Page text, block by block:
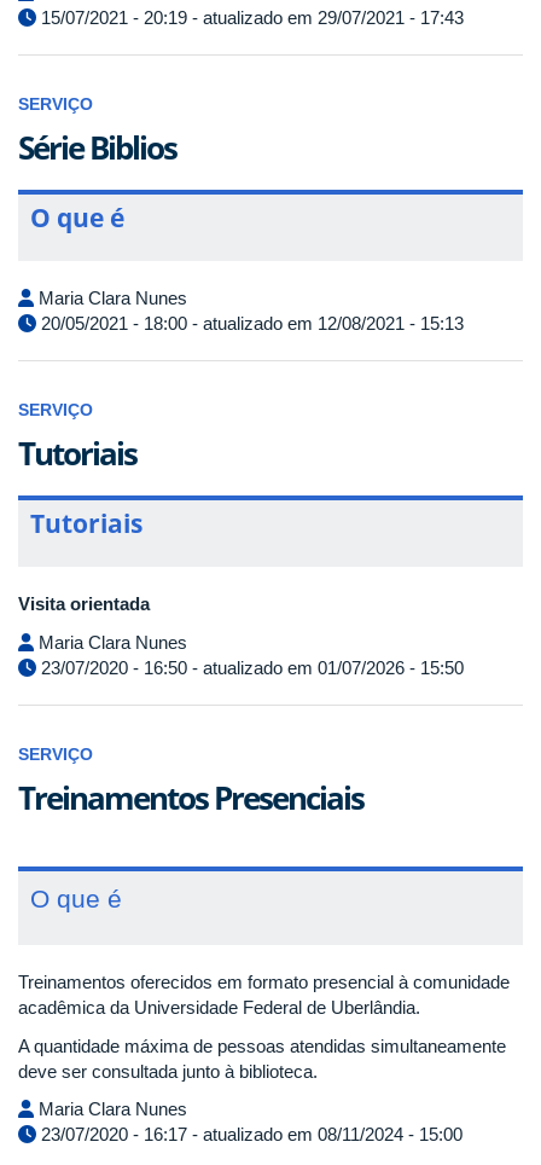
15/07/2021 - 20:19 - atualizado em 29/07/2021 - 17:43
SERVIÇO
Série Biblios
O que é
Maria Clara Nunes
20/05/2021 - 18:00 - atualizado em 12/08/2021 - 15:13
SERVIÇO
Tutoriais
Tutoriais
Visita orientada
Maria Clara Nunes
23/07/2020 - 16:50 - atualizado em 01/07/2026 - 15:50
SERVIÇO
Treinamentos Presenciais
O que é
Treinamentos oferecidos em formato presencial à comunidade
acadêmica da Universidade Federal de Uberlândia.
A quantidade máxima de pessoas atendidas simultaneamente
deve ser consultada junto à biblioteca.
Maria Clara Nunes
23/07/2020 - 16:17 - atualizado em 08/11/2024 - 15:00